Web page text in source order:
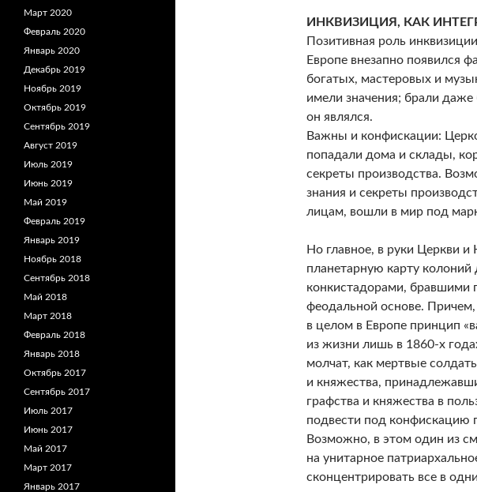
ИНКВИЗИЦИЯ, КАК
Позитивная роль
Европе внезапно появился
богатых, мастеровых и
имели значения; брали
он являлся.
Важны и конфискации:
попадали дома и склады,
секреты производства.
знания и секреты
лицам, вошли в мир под
Но главное, в руки Церкви
планетарную карту колоний
конкистадорами, бравшими
феодальной основе.
в целом в Европе принцип
из жизни лишь в 1860-х
молчат, как мертвые
и княжества,
графства и княжества в
подвести под конфискацию
Возможно, в этом один из
на унитарное
сконцентрировать все в
Март 2020
Февраль 2020
Январь 2020
Декабрь 2019
Ноябрь 2019
Октябрь 2019
Сентябрь 2019
Август 2019
Июль 2019
Июнь 2019
Май 2019
Февраль 2019
Январь 2019
Ноябрь 2018
Сентябрь 2018
Май 2018
Март 2018
Февраль 2018
Январь 2018
Октябрь 2017
Сентябрь 2017
Июль 2017
Июнь 2017
Май 2017
Март 2017
Январь 2017